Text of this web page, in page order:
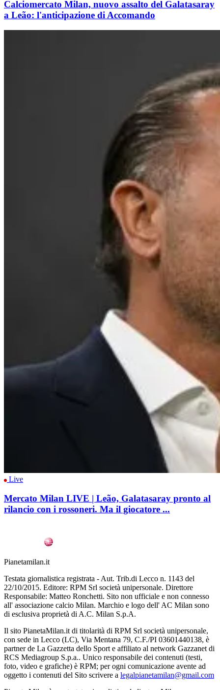
Calciomercato Milan, nuovo assalto del Galatasaray
a Leão: l'anticipazione di Accomando
Live
Mercato Milan LIVE | Leão, Galatasaray pronto al
rilancio con i rossoneri. Ma il giocatore ...
Pianetamilan.it
Testata giornalistica registrata - Aut. Trib.di Lecco n. 1143 del
22/10/2015. Editore: RPM Srl società unipersonale. Direttore
Responsabile: Matteo Ronchetti. Sito non ufficiale e non connesso
all' associazione calcio Milan. Marchio e logo dell' AC Milan sono
di esclusiva proprietà di A.C. Milan S.p.A.
Il sito PianetaMilan.it di titolarità di RPM Srl società unipersonale,
con sede in Lecco (LC), Via Mentana 79, C.F./PI 03601440138, è
partner de La Gazzetta dello Sport e affiliato al network Gazzanet di
RCS Mediagroup S.p.a.. Unico responsabile dei contenuti (testi,
foto, video e grafiche) è RPM; per ogni comunicazione avente ad
oggetto i contenuti del Sito scrivere a legalpianetamilan@gmail.com